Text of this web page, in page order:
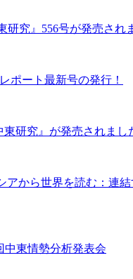
研究』556号が発売され
ポート最新号の発行！
東研究』が発売されまし
アから世界を読む：連
中東情勢分析発表会